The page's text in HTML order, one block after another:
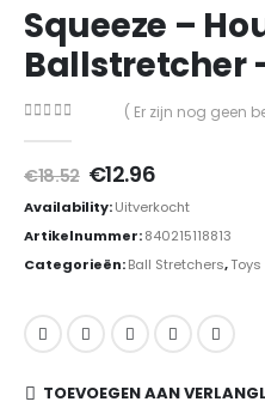
Squeeze –
Ballstretcher
( Er zijn nog geen
€18.52 Oorspronkelijke
prijs
was:
€18.52.
€12.96Huidige
is:
€12.96.
Availability:Uitverkocht
Artikelnummer:840215118813
Categorieën:Ball Stretchers,Toys
TOEVOEGEN AAN